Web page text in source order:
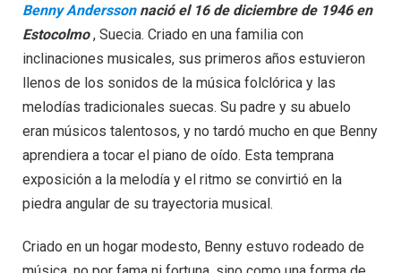
Benny Anderssonnació el 16 de diciembre de 1946 en
Estocolmo, Suecia. Criado en una familia con
inclinaciones musicales, sus primeros años estuvieron
llenos de los sonidos de la música folclórica y las
melodías tradicionales suecas. Su padre y su abuelo
eran músicos talentosos, y no tardó mucho en que Benny
aprendiera a tocar el piano de oído. Esta temprana
exposición a la melodía y el ritmo se convirtió en la
piedra angular de su trayectoria musical.
Criado en un hogar modesto, Benny estuvo rodeado de